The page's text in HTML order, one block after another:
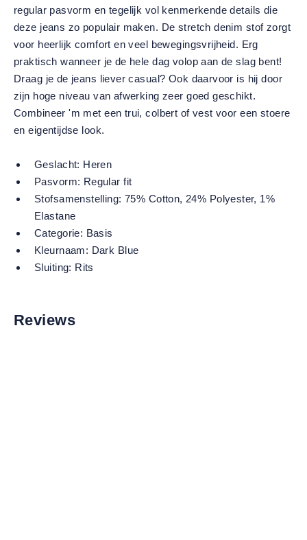
regular pasvorm en tegelijk vol kenmerkende details die
deze jeans zo populair maken. De stretch denim stof zorgt
voor heerlijk comfort en veel bewegingsvrijheid. Erg
praktisch wanneer je de hele dag volop aan de slag bent!
Draag je de jeans liever casual? Ook daarvoor is hij door
zijn hoge niveau van afwerking zeer goed geschikt.
Combineer 'm met een trui, colbert of vest voor een stoere
en eigentijdse look.
Geslacht: Heren
Pasvorm: Regular fit
Stofsamenstelling: 75% Cotton, 24% Polyester, 1%
Elastane
Categorie: Basis
Kleurnaam: Dark Blue
Sluiting: Rits
Reviews